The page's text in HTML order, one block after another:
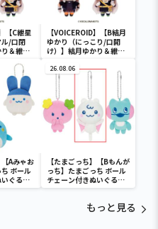
【C紲星
ル/口閉
＆紲星
コット
【VOICEROID】【B結月
ゆかり（にっこり/口開
け）】結月ゆかり＆紲星
ぬいぐるみ
【Aみゃお
ボール
ぐるみ
26.08.06
【たまごっち】【Bもんが
っち】たまごっち ボール
チェーン付きぬいぐるみ
～Tamagotchi
もっと見る